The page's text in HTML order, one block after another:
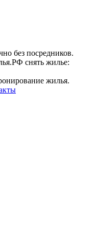
без посредников.
снять жилье:
жилья.